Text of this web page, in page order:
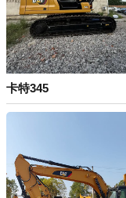
卡特345